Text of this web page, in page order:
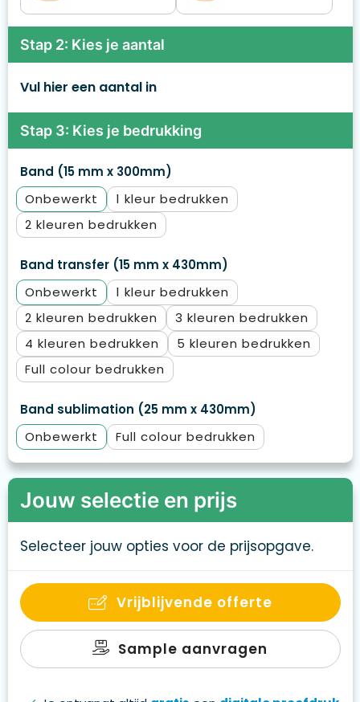
Stap 2: Kies je aantal
Vul hier een aantal in
Stap 3: Kies je bedrukking
Band (15 mm x 300mm)
Onbewerkt
1
2
Band transfer (15 mm x 430mm)
Onbewerkt
1
2
3
4
5
Full colour
Band sublimation (25 mm x 430mm)
Onbewerkt
Full colour
Jouw selectie en prijs
Selecteer jouw opties voor de prijsopgave.
Vrijblijvende offerte
Sample aanvragen